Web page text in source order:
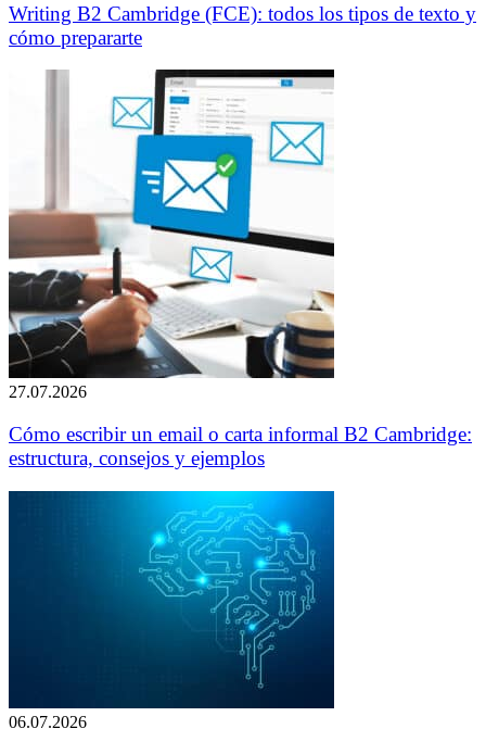
Writing B2 Cambridge (FCE): todos los tipos de texto y
cómo prepararte
27.07.2026
Cómo escribir un email o carta informal B2 Cambridge:
estructura, consejos y ejemplos
06.07.2026